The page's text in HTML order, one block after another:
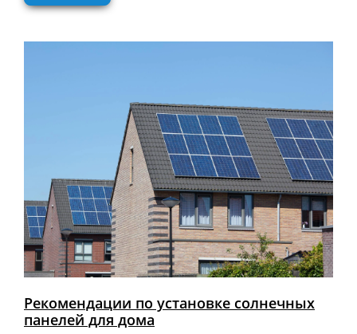
Рекомендации по установке солнечных
панелей для дома